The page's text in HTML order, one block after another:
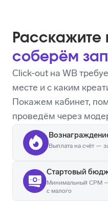
соберём
Click-out на WB
месте и с каким
Покажем кабинет,
проведём через
Выплата на счёт —
Стартовый
Минимальный CPM
с малого